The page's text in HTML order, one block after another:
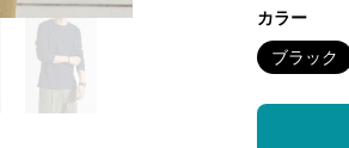
カラー
ブラック